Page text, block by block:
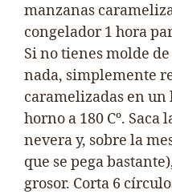
manzanas
congelador 1 hora
Si no tienes molde
nada, simplemente
caramelizadas en
horno a 180 Cº. Saca
nevera y, sobre la
que se pega
grosor. Corta 6